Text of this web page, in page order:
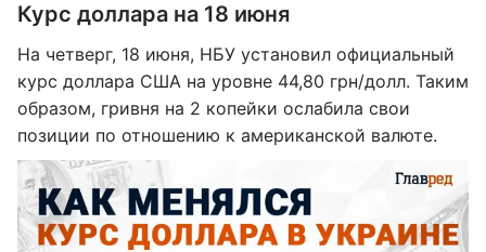
Курс доллара на 18 июня
На четверг, 18 июня, НБУ установил официальный
курс доллара США на уровне 44,80 грн/долл. Таким
образом, гривня на 2 копейки ослабила свои
позиции по отношению к американской валюте.